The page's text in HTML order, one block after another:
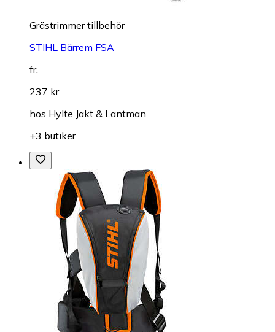
Grästrimmer tillbehör
STIHL Bärrem FSA
fr.
237 kr
hos Hylte Jakt & Lantman
+3 butiker